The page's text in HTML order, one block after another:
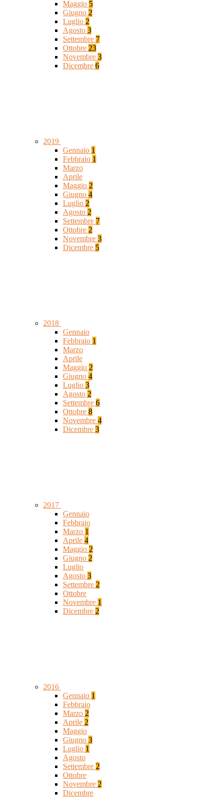
Maggio 5
Giugno 2
Luglio 2
Agosto 3
Settembre 7
Ottobre 23
Novembre 3
Dicembre 6
2019
Gennaio 1
Febbraio 1
Marzo
Aprile
Maggio 2
Giugno 4
Luglio 2
Agosto 2
Settembre 7
Ottobre 2
Novembre 3
Dicembre 5
2018
Gennaio
Febbraio 1
Marzo
Aprile
Maggio 2
Giugno 4
Luglio 3
Agosto 2
Settembre 6
Ottobre 8
Novembre 4
Dicembre 3
2017
Gennaio
Febbraio
Marzo 1
Aprile 4
Maggio 2
Giugno 2
Luglio
Agosto 3
Settembre 2
Ottobre
Novembre 1
Dicembre 2
2016
Gennaio 1
Febbraio
Marzo 2
Aprile 2
Maggio
Giugno 3
Luglio 1
Agosto
Settembre 2
Ottobre
Novembre 2
Dicembre